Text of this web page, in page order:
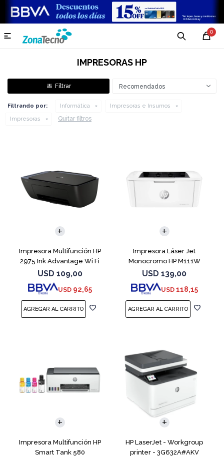
0

IMPRESORAS HP
Recomendados
Filtrando por: Informática
Impresoras e Insumos
Impresoras
Quitar filtros
Impresora Multifunción HP
2975 Ink Advantage Wi Fi
USD 109,00
USD 92,65
Impresora Láser Jet
Monocromo HP M111W
USD 139,00
USD 118,15
Impresora Multifunción HP
Smart Tank 580
HP LaserJet - Workgroup
printer - 3G632A#AKV